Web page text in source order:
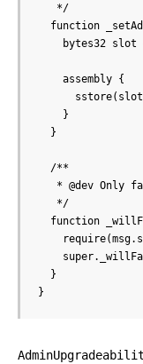
   */
function
bytes32 slot
    assembly {
    }
  }
  /**
* @dev Only
   */
function
  }
}